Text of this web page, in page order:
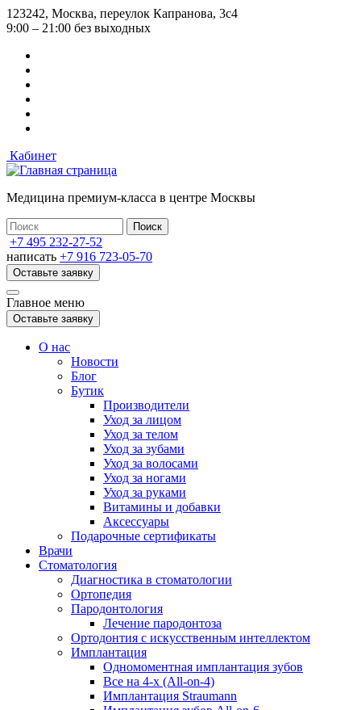
Перейти
к
содержанию
123242, Москва, переулок Капранова, 3с4
9:00 – 21:00 без выходных
Кабинет
Медицина премиум-класса в центре Москвы
+7 495 232-27-52
написать +7 916 723-05-70
Оставьте заявку
Главное меню
Оставьте заявку
О нас
Новости
Блог
Бутик
Производители
Уход за лицом
Уход за телом
Уход за зубами
Уход за волосами
Уход за ногами
Уход за руками
Витамины и добавки
Аксессуары
Подарочные сертификаты
Врачи
Стоматология
Диагностика в стоматологии
Ортопедия
Пародонтология
Лечение пародонтоза
Ортодонтия с искусственным интеллектом
Имплантация
Одномоментная имплантация зубов
Все на 4-х (All-on-4)
Имплантация Straumann